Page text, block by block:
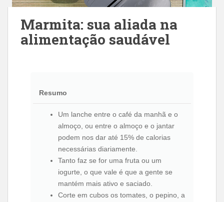
Marmita: sua aliada na
alimentação saudável
Resumo
Um lanche entre o café da manhã e o
almoço, ou entre o almoço e o jantar
podem nos dar até 15% de calorias
necessárias diariamente.
Tanto faz se for uma fruta ou um
iogurte, o que vale é que a gente se
mantém mais ativo e saciado.
Corte em cubos os tomates, o pepino, a